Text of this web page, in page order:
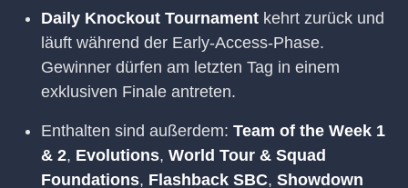
Daily Knockout Tournament kehrt zurück und
läuft während der Early-Access-Phase.
Gewinner dürfen am letzten Tag in einem
exklusiven Finale antreten.
Enthalten sind außerdem: Team of the Week 1
& 2, Evolutions, World Tour & Squad
Foundations, Flashback SBC, Showdown